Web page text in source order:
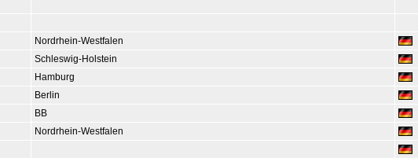
Nordrhein-Westfalen
Schleswig-Holstein
Hamburg
Berlin
BB
Nordrhein-Westfalen